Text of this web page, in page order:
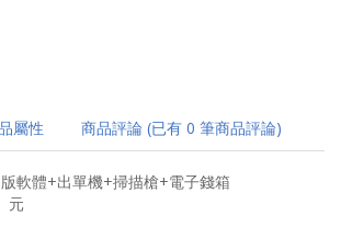
屬性 商品評論 (已有 0 筆商品評論)
軟體+出單機+掃描槍+電子錢箱
元